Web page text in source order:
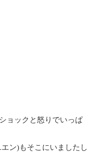
ョックと怒りでいっぱ
ン)もそこにいましたし